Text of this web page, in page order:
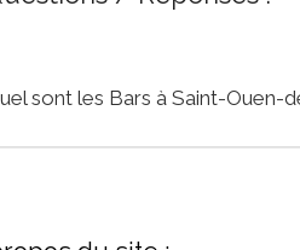
sont les Bars à Saint-Ouen-